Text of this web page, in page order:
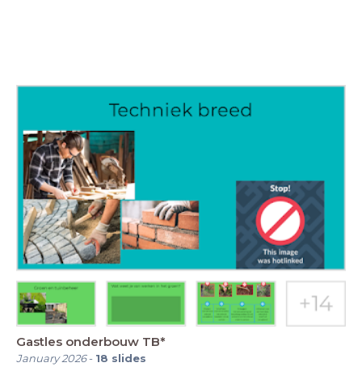
Gastles onderbouw TB*
January 2026- 18 slides